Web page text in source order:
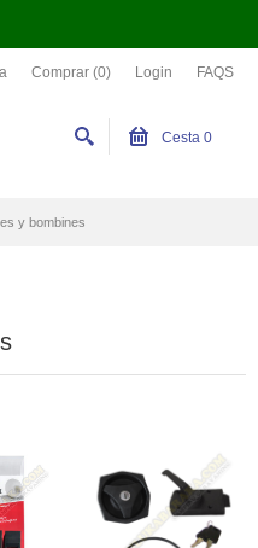
Comprar (0) Login FAQS
Cesta 0
y bombines